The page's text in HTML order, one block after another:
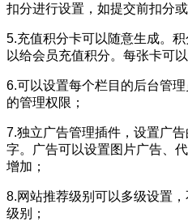
扣分进行设置，如提交前扣分
5.充值积分卡可以随意生成。
以给会员充值积分。每张卡可
6.可以设置每个栏目的后台管
的管理权限；
7.独立广告管理插件，设置广
字。广告可以设置图片广告、
增加；
8.网站推荐级别可以多级设置
级别；